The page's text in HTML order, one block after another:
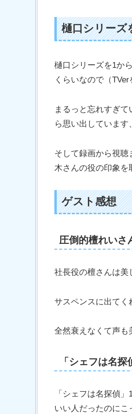
樋口シリーズ
樋口シリーズを1か
くらいなので（
まるっと忘れすぎ
ら思い出しています
そして録画から視
木さんの役の印象
ゲスト感想
圧倒的檀れいさ
社長役の檀さんは美
サスペンスに出てく
全然衰えなくて声も
「シェフは名
「シェフは名探偵
いい人だったのにこ